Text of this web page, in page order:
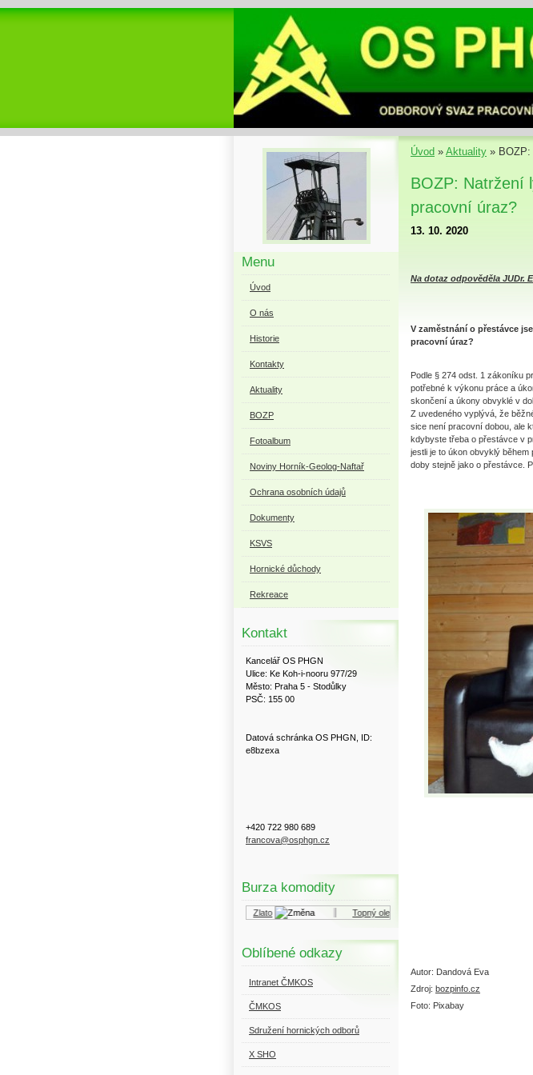
Úvod » Aktuality »
BOZP: Natržení
pracovní úraz?
13. 10. 2020
Na dotaz odpověděla JUDr.
V zaměstnání o přestávce
pracovní úraz?
Podle § 274 odst. 1 zákoníku
potřebné k výkonu práce a
skončení a úkony obvyklé v
Z uvedeného vyplývá, že
sice není pracovní dobou, ale
kdybyste třeba o přestávce v
jestli je to úkon obvyklý
doby stejně jako o přestávce.
Autor: Dandová Eva
Zdroj: bozpinfo.cz
Foto: Pixabay
Menu
Úvod
O nás
Historie
Kontakty
Aktuality
BOZP
Fotoalbum
Noviny Horník-Geolog-Naftař
Ochrana osobních údajů
Dokumenty
KSVS
Hornické důchody
Rekreace
Kontakt
Kancelář OS PHGN
Ulice: Ke Koh-i-nooru 977/29
Město: Praha 5 - Stodůlky
PSČ: 155 00
Datová schránka OS PHGN, ID:
e8bzexa
+420 722 980 689
francova@osphgn.cz
Burza komodity
Zlato Topný olej
Oblíbené odkazy
Intranet ČMKOS
ČMKOS
Sdružení hornických odborů
X SHO